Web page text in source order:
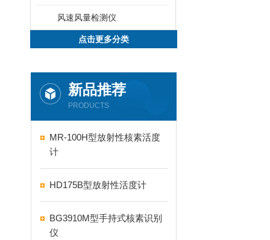
风速风量检测仪
点击更多分类
新品推荐
PRODUCTS
MR-100H型放射性核素活度
计
HD175B型放射性活度计
BG3910M型手持式核素识别
仪